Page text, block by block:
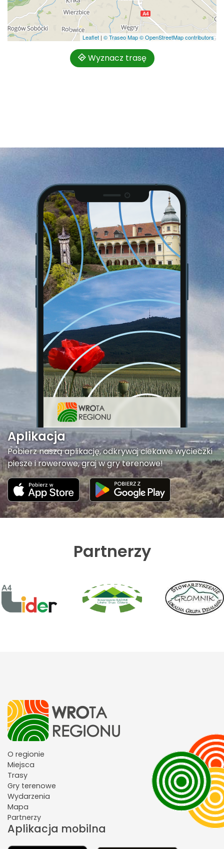
Leaflet | © Traseo Map© OpenStreetMap contributors
Wyznacz trasę
Aplikacja
Pobierz naszą aplikację, odkrywaj ciekawe wycieczki
piesze i rowerowe, graj w gry terenowe!
Partnerzy
O regionie
Miejsca
Trasy
Gry terenowe
Wydarzenia
Mapa
Partnerzy
Aplikacja mobilna